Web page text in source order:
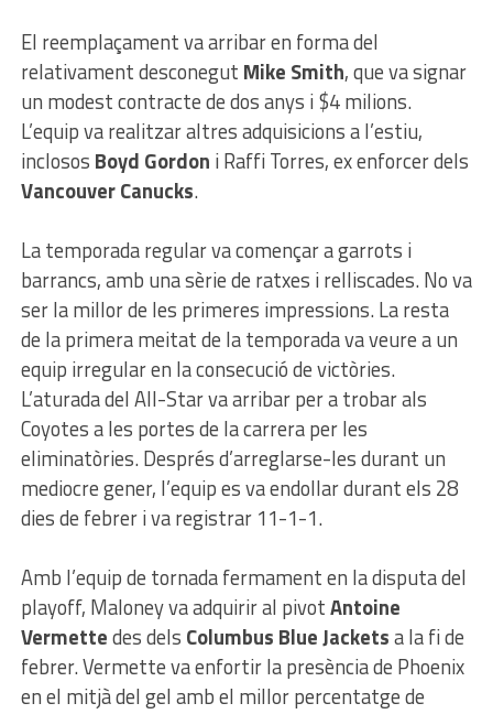
El reemplaçament va arribar en forma del
relativament desconegut Mike Smith, que va signar
un modest contracte de dos anys i $4 milions.
L’equip va realitzar altres adquisicions a l’estiu,
inclosos Boyd Gordon i Raffi Torres, ex enforcer dels
Vancouver Canucks.
La temporada regular va començar a garrots i
barrancs, amb una sèrie de ratxes i relliscades. No va
ser la millor de les primeres impressions. La resta
de la primera meitat de la temporada va veure a un
equip irregular en la consecució de victòries.
L’aturada del All-Star va arribar per a trobar als
Coyotes a les portes de la carrera per les
eliminatòries. Després d’arreglarse-les durant un
mediocre gener, l’equip es va endollar durant els 28
dies de febrer i va registrar 11-1-1.
Amb l’equip de tornada fermament en la disputa del
playoff, Maloney va adquirir al pivotAntoine
Vermettedes dels Columbus Blue Jacketsa la fi de
febrer. Vermette va enfortir la presència de Phoenix
en el mitjà del gel amb el millor percentatge de